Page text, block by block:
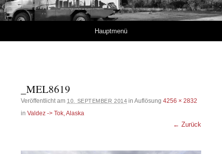
Hauptmenü
_MEL8619
Veröffentlicht am 10. SEPTEMBER 2014 in Auflösung4256 × 2832
inValdez -> Tok, Alaska
← Zurück